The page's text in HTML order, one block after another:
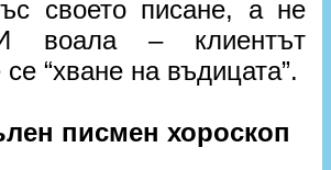
своето писане, а не
воала – клиентът
“хване на въдицата”.
писмен хороскоп